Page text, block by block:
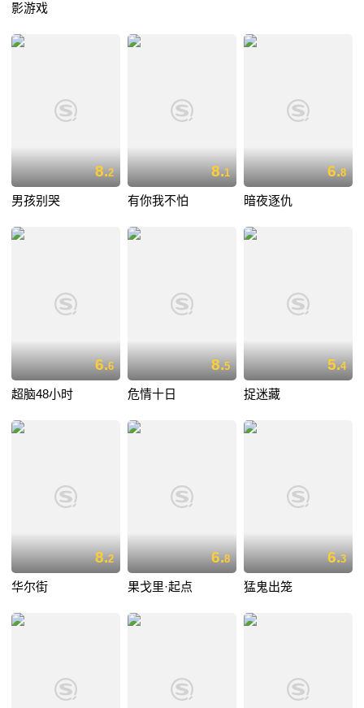
影游戏
8.2
男孩别哭
8.1
有你我不怕
6.8
暗夜逐仇
6.6
超脑48小时
8.5
危情十日
5.4
捉迷藏
8.2
华尔街
6.8
果戈里·起点
6.3
猛鬼出笼